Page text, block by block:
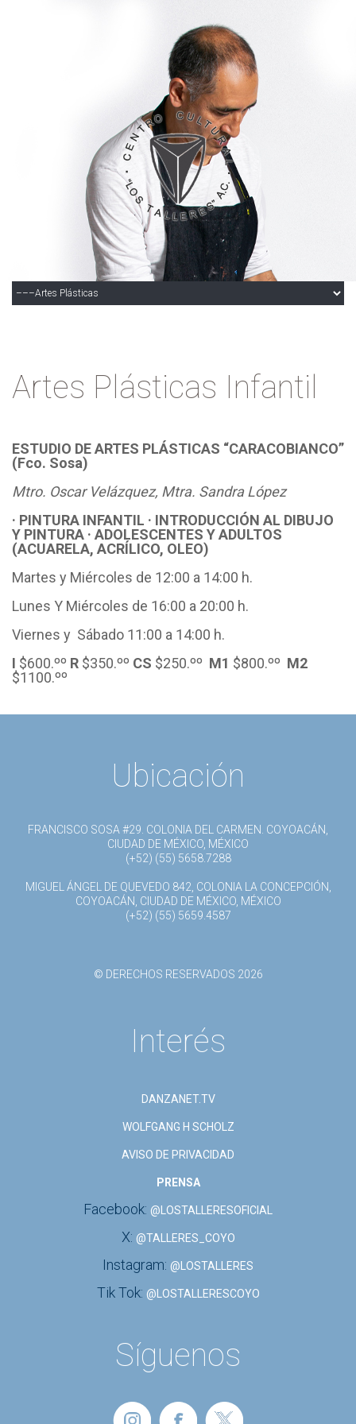
Artes Plásticas Infantil
ESTUDIO DE ARTES PLÁSTICAS “CARACOBIANCO”
(Fco. Sosa)
Mtro. Oscar Velázquez, Mtra. Sandra López
· PINTURA INFANTIL · INTRODUCCIÓN AL DIBUJO
Y PINTURA · ADOLESCENTES Y ADULTOS
(ACUARELA, ACRÍLICO, OLEO)
Martes y Miércoles de 12:00 a 14:00 h.
Lunes Y Miércoles de 16:00 a 20:00 h.
Viernes y Sábado 11:00 a 14:00 h.
I $600.ºº R $350.ºº CS $250.ºº M1 $800.ºº M2
$1100.ºº
Ubicación
FRANCISCO SOSA #29. COLONIA DEL CARMEN. COYOACÁN,
CIUDAD DE MÉXICO, MÉXICO
(+52) (55) 5658.7288
MIGUEL ÁNGEL DE QUEVEDO 842, COLONIA LA CONCEPCIÓN,
COYOACÁN, CIUDAD DE MÉXICO, MÉXICO
(+52) (55) 5659.4587
© DERECHOS RESERVADOS 2026
Interés
DANZANET.TV
WOLFGANG H SCHOLZ
AVISO DE PRIVACIDAD
PRENSA
Facebook: @LOSTALLERESOFICIAL
X: @TALLERES_COYO
Instagram: @LOSTALLERES
Tik Tok: @LOSTALLERESCOYO
Síguenos